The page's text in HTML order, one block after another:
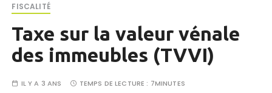
FISCALITÉ
Taxe sur la valeur vénale
des immeubles (TVVI)
IL Y A 3 ANS TEMPS DE LECTURE : 7MINUTES